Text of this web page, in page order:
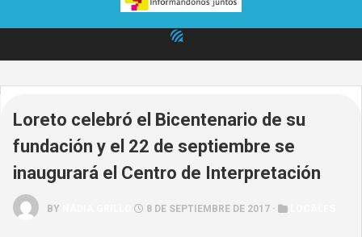
Loreto celebró el Bicentenario de su
fundación y el 22 de septiembre se
inaugurará el Centro de Interpretación
BY 8 DE SEPTIEMBRE DE 2017 ·